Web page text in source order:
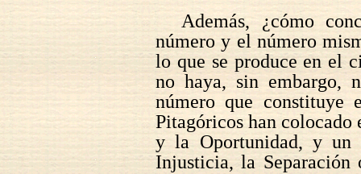
Además, ¿cómo
número y el número
lo que se produce en el
no haya, sin embargo,
número que constituye
Pitagóricos han
y la Oportunidad, y un
Injusticia, la